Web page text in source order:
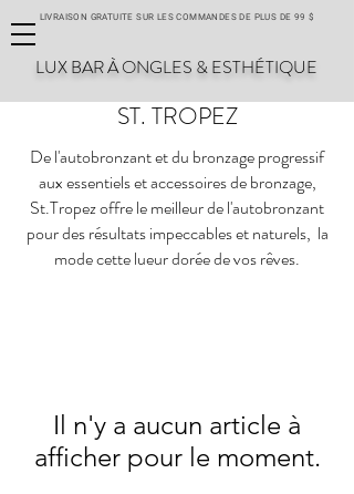
LIVRAISON GRATUITE SUR LES COMMANDES DE PLUS DE 99 $
LUX BAR À ONGLES & ESTHÉTIQUE
ST. TROPEZ
De l'autobronzant et du bronzage progressif
aux essentiels et accessoires de bronzage,
St.Tropez offre le meilleur de l'autobronzant
pour des résultats impeccables et naturels, la
mode cette lueur dorée de vos rêves.
Il n'y a aucun article à
afficher pour le moment.